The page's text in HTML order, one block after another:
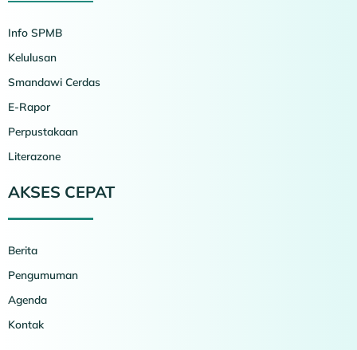
Info SPMB
Kelulusan
Smandawi Cerdas
E-Rapor
Perpustakaan
Literazone
AKSES CEPAT
Berita
Pengumuman
Agenda
Kontak